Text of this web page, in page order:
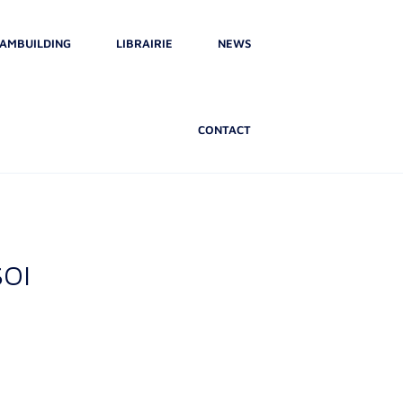
LIBRAIRIE NEWS
CONTACT